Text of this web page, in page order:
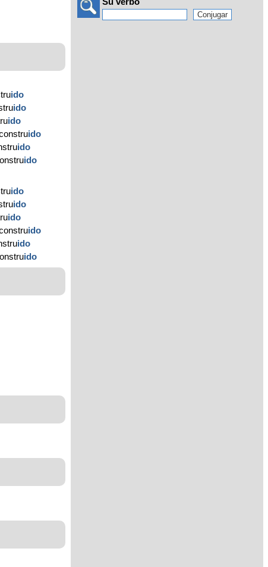
ido
ido
ido
ido
ido
ido
ido
ido
ido
ido
ido
ido